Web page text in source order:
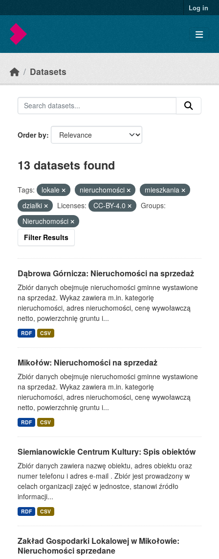
Log in
Datasets
Order by
13 datasets found
Tags: lokale nieruchomości
mieszkania
działki
Licenses: CC-BY-4.0
Groups:
Nieruchomości
Filter Results
Dąbrowa Górnicza: Nieruchomości na sprzedaż
Zbiór danych obejmuje nieruchomości gminne wystawione
na sprzedaż. Wykaz zawiera m.in. kategorię
nieruchomości, adres nieruchomości, cenę wywoławczą
netto, powierzchnię gruntu i...
RDF CSV
Mikołów: Nieruchomości na sprzedaż
Zbiór danych obejmuje nieruchomości gminne wystawione
na sprzedaż. Wykaz zawiera m.in. kategorię
nieruchomości, adres nieruchomości, cenę wywoławczą
netto, powierzchnię gruntu i...
RDF CSV
Siemianowickie Centrum Kultury: Spis obiektów
Zbiór danych zawiera nazwę obiektu, adres obiektu oraz
numer telefonu i adres e-mail . Zbiór jest prowadzony w
celach organizacji zajęć w jednostce, stanowi źródło
informacji...
RDF CSV
Zakład Gospodarki Lokalowej w Mikołowie:
Nieruchomości sprzedane